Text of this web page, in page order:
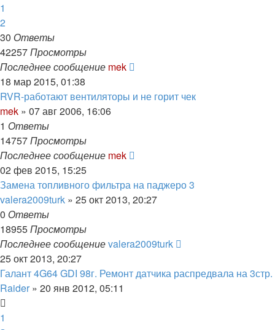
1
2
30 Ответы
42257Просмотры
Последнее сообщение mek
18 мар 2015, 01:38
RVR-работают вентиляторы и не горит чек
mek » 07 авг 2006, 16:06
1 Ответы
14757Просмотры
Последнее сообщение mek
02 фев 2015, 15:25
Замена топливного фильтра на паджеро 3
valera2009turk » 25 окт 2013, 20:27
0 Ответы
18955Просмотры
Последнее сообщениеvalera2009turk
25 окт 2013, 20:27
Галант 4G64 GDI 98г. Ремонт датчика распредвала на 3стр.
Raider » 20 янв 2012, 05:11
1